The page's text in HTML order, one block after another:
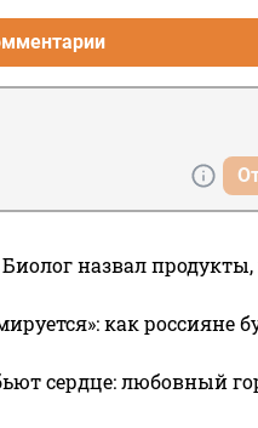
назвал
как россияне
сердце: любовный